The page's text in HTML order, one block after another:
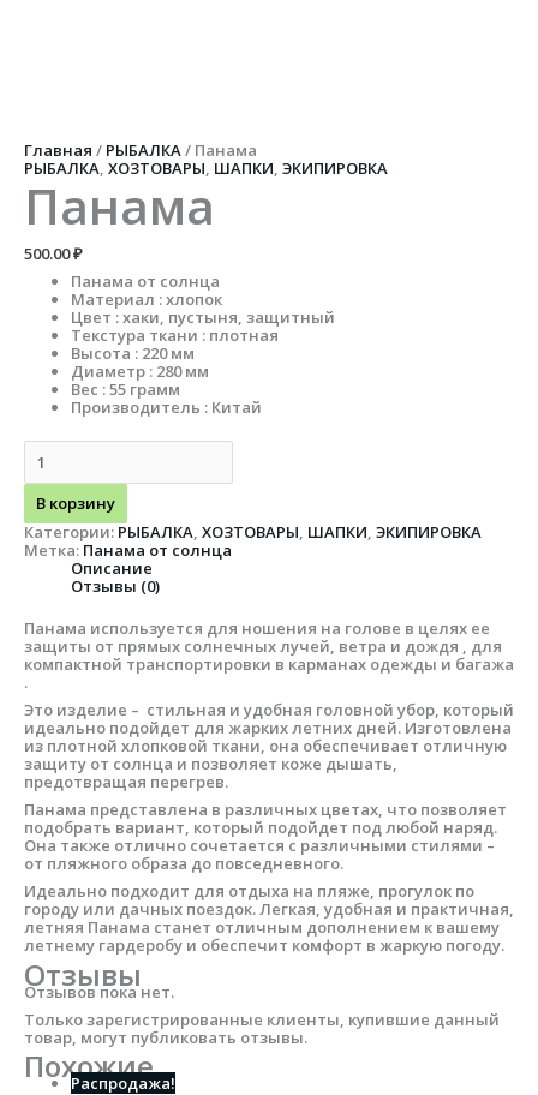
Главная / РЫБАЛКА/ Панама
РЫБАЛКА, ХОЗТОВАРЫ, ШАПКИ, ЭКИПИРОВКА
Панама
500.00₽
Панама от солнца
Материал : хлопок
Цвет : хаки, пустыня, защитный
Текстура ткани : плотная
Высота : 220 мм
Диаметр : 280 мм
Вес : 55 грамм
Производитель : Китай
В корзину
Категории: РЫБАЛКА, ХОЗТОВАРЫ, ШАПКИ, ЭКИПИРОВКА
Метка: Панама от солнца
Описание
Отзывы (0)
Панама используется для ношения на голове в целях ее
защиты от прямых солнечных лучей, ветра и дождя , для
компактной транспортировки в карманах одежды и багажа
.
Это изделие – стильная и удобная головной убор, который
идеально подойдет для жарких летних дней. Изготовлена
из плотной хлопковой ткани, она обеспечивает отличную
защиту от солнца и позволяет коже дышать,
предотвращая перегрев.
Панама представлена в различных цветах, что позволяет
подобрать вариант, который подойдет под любой наряд.
Она также отлично сочетается с различными стилями –
от пляжного образа до повседневного.
Идеально подходит для отдыха на пляже, прогулок по
городу или дачных поездок. Легкая, удобная и практичная,
летняя Панама станет отличным дополнением к вашему
летнему гардеробу и обеспечит комфорт в жаркую погоду.
Отзывы
Отзывов пока нет.
Только зарегистрированные клиенты, купившие данный
товар, могут публиковать отзывы.
Похожие
Распродажа!